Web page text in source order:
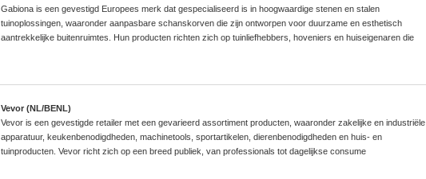
Gabiona is een gevestigd Europees merk dat gespecialiseerd is in hoogwaardige stenen en stalen
tuinoplossingen, waaronder aanpasbare schanskorven die zijn ontworpen voor duurzame en esthetisch
aantrekkelijke buitenruimtes. Hun producten richten zich op tuinliefhebbers, hoveniers en huiseigenaren die
Vevor (NL/BENL)
Vevor is een gevestigde retailer met een gevarieerd assortiment producten, waaronder zakelijke en industriële
apparatuur, keukenbenodigdheden, machinetools, sportartikelen, dierenbenodigdheden en huis- en
tuinproducten. Vevor richt zich op een breed publiek, van professionals tot dagelijkse consume